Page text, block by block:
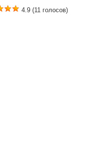
4.9 (11 голосов)